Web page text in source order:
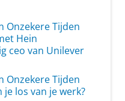
Onzekere Tijden
Hein
ceo van Unilever
Onzekere Tijden
los van je werk?